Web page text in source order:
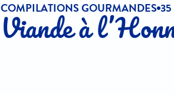
COMPILATIONS GOURMANDES 35
Viande à